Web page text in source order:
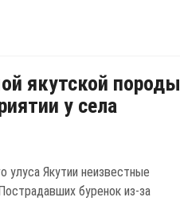
якутской породы
у села
улуса Якутии неизвестные
буренок из-за